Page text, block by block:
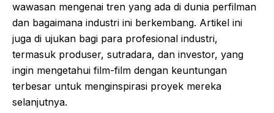
wawasan mengenai tren yang ada di dunia perfilman
dan bagaimana industri ini berkembang. Artikel ini
juga di ujukan bagi para profesional industri,
termasuk produser, sutradara, dan investor, yang
ingin mengetahui film-film dengan keuntungan
terbesar untuk menginspirasi proyek mereka
selanjutnya.